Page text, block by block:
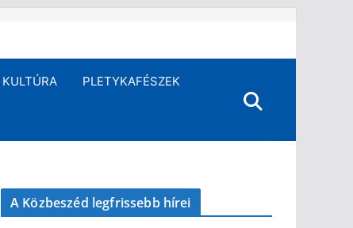
KULTÚRA PLETYKAFÉSZEK
A Közbeszéd legfrissebb hírei